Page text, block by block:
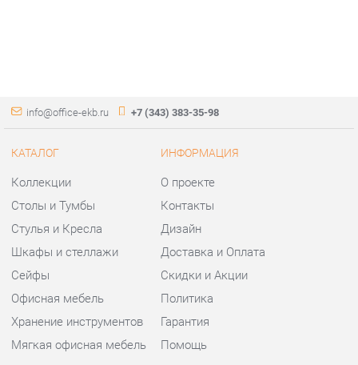
КАТАЛОГ
Коллекции
Стулья и Кресла
Шкафы и стеллажи
Сейфы
Офисная мебель
Хранение инструментов
Мягкая офисная мебель
ИНФОРМАЦИЯ
О проекте
Дизайн
Доставка и Оплата
Скидки и Акции
Политика
Гарантия
Помощь
ГОРОДА КОНТАКТЫ